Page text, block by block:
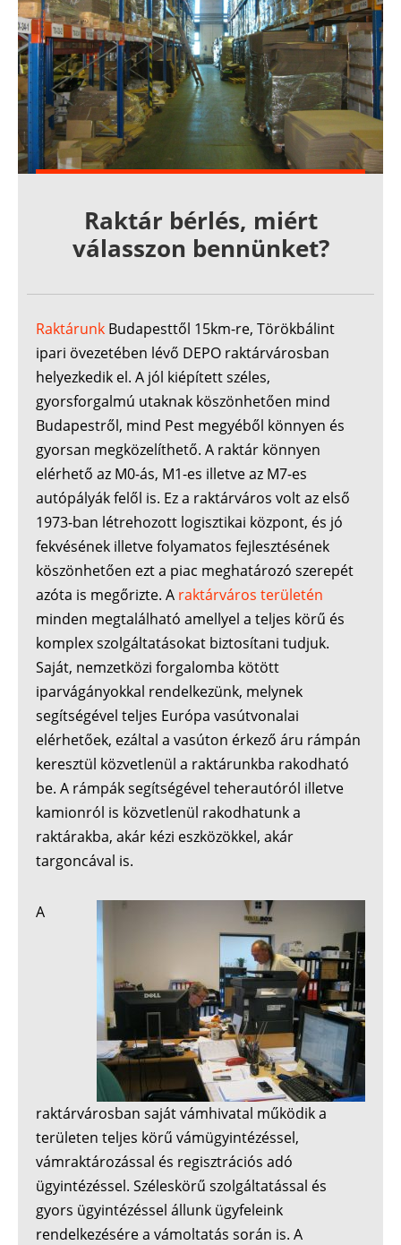
Raktár bérlés, miért
válasszon bennünket?
Raktárunk Budapesttől 15km-re, Törökbálint
ipari övezetében lévő DEPO raktárvárosban
helyezkedik el. A jól kiépített széles,
gyorsforgalmú utaknak köszönhetően mind
Budapestről, mind Pest megyéből könnyen és
gyorsan megközelíthető. A raktár könnyen
elérhető az M0-ás, M1-es illetve az M7-es
autópályák felől is. Ez a raktárváros volt az első
1973-ban létrehozott logisztikai központ, és jó
fekvésének illetve folyamatos fejlesztésének
köszönhetően ezt a piac meghatározó szerepét
azóta is megőrizte. A raktárváros területén
minden megtalálható amellyel a teljes körű és
komplex szolgáltatásokat biztosítani tudjuk.
Saját, nemzetközi forgalomba kötött
iparvágányokkal rendelkezünk, melynek
segítségével teljes Európa vasútvonalai
elérhetőek, ezáltal a vasúton érkező áru rámpán
keresztül közvetlenül a raktárunkba rakodható
be. A rámpák segítségével teherautóról illetve
kamionról is közvetlenül rakodhatunk a
raktárakba, akár kézi eszközökkel, akár
targoncával is.
A
raktárvárosban saját vámhivatal működik a
területen teljes körű vámügyintézéssel,
vámraktározással és regisztrációs adó
ügyintézéssel. Széleskörű szolgáltatással és
gyors ügyintézéssel állunk ügyfeleink
rendelkezésére a vámoltatás során is. A